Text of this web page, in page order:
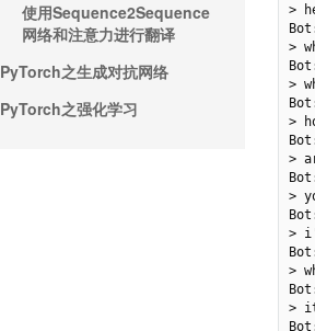
使用Sequence2Sequence
网络和注意力进行翻译
PyTorch之生成对抗网络
PyTorch之强化学习
>
>
>
>
>
>
>
>
>